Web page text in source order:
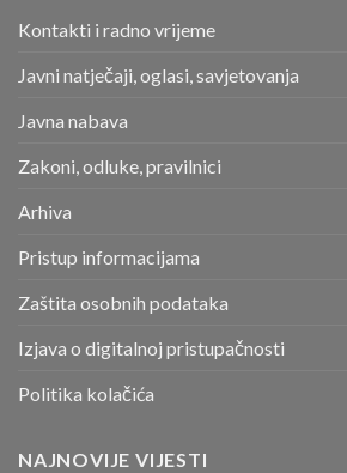
Kontakti i radno vrijeme
Javni natječaji, oglasi, savjetovanja
Javna nabava
Zakoni, odluke, pravilnici
Arhiva
Pristup informacijama
Zaštita osobnih podataka
Izjava o digitalnoj pristupačnosti
Politika kolačića
NAJNOVIJE VIJESTI